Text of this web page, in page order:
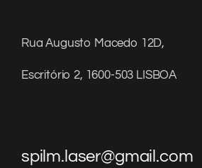
Rua Augusto Macedo 12D,
Escritório 2, 1600-503 LISBOA
spilm.laser@gmail.com